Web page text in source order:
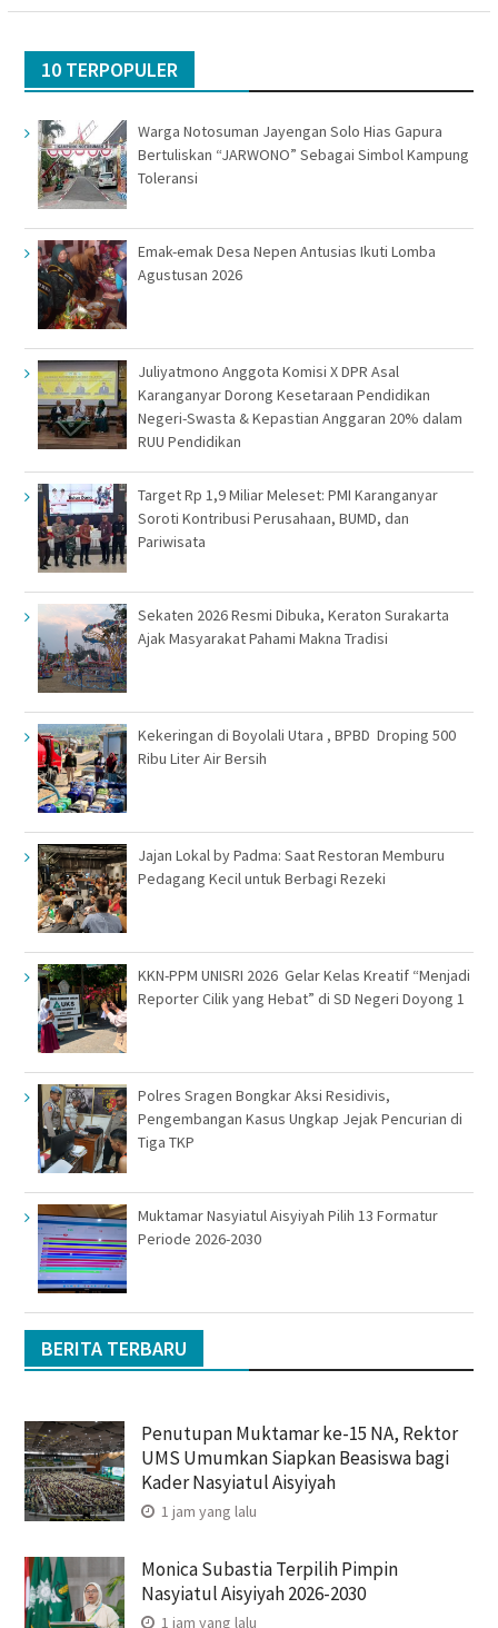
10 TERPOPULER
Warga Notosuman Jayengan Solo Hias Gapura
Bertuliskan “JARWONO” Sebagai Simbol Kampung
Toleransi
Emak-emak Desa Nepen Antusias Ikuti Lomba
Agustusan 2026
Juliyatmono Anggota Komisi X DPR Asal
Karanganyar Dorong Kesetaraan Pendidikan
Negeri-Swasta & Kepastian Anggaran 20% dalam
RUU Pendidikan
Target Rp 1,9 Miliar Meleset: PMI Karanganyar
Soroti Kontribusi Perusahaan, BUMD, dan
Pariwisata
Sekaten 2026 Resmi Dibuka, Keraton Surakarta
Ajak Masyarakat Pahami Makna Tradisi
Kekeringan di Boyolali Utara , BPBD Droping 500
Ribu Liter Air Bersih
Jajan Lokal by Padma: Saat Restoran Memburu
Pedagang Kecil untuk Berbagi Rezeki
KKN-PPM UNISRI 2026 Gelar Kelas Kreatif “Menjadi
Reporter Cilik yang Hebat” di SD Negeri Doyong 1
Polres Sragen Bongkar Aksi Residivis,
Pengembangan Kasus Ungkap Jejak Pencurian di
Tiga TKP
Muktamar Nasyiatul Aisyiyah Pilih 13 Formatur
Periode 2026-2030
BERITA TERBARU
Penutupan Muktamar ke-15 NA, Rektor
UMS Umumkan Siapkan Beasiswa bagi
Kader Nasyiatul Aisyiyah
1 jam yang lalu
Monica Subastia Terpilih Pimpin
Nasyiatul Aisyiyah 2026-2030
1 jam yang lalu